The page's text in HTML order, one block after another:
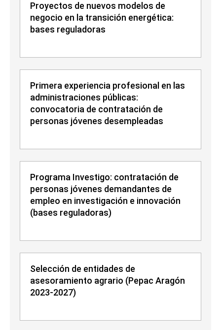
Proyectos de nuevos modelos de
negocio en la transición energética:
bases reguladoras
Primera experiencia profesional en las
administraciones públicas:
convocatoria de contratación de
personas jóvenes desempleadas
Programa Investigo: contratación de
personas jóvenes demandantes de
empleo en investigación e innovación
(bases reguladoras)
Selección de entidades de
asesoramiento agrario (Pepac Aragón
2023-2027)